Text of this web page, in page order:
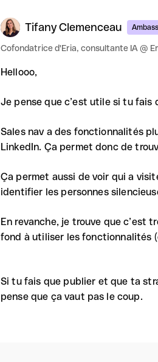
Tifany Clemenceau
Cofondatrice d'Eria, consultante IA @
Hellooo,
Je pense que c’est utile si tu
Sales nav a des fonctionnalités
LinkedIn. Ça permet donc de
Ça permet aussi de voir qui a
identifier les personnes
En revanche, je trouve que c’est
fond à utiliser les fonctionnalités
Si tu fais que publier et que ta
pense que ça vaut pas le coup.